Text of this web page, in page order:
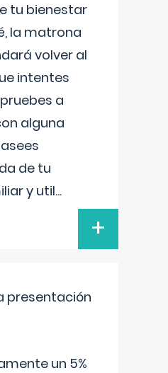
tu bienestar
la matrona
volver al
intentes
a
alguna
de tu
y util...
+
presentación
un 5%